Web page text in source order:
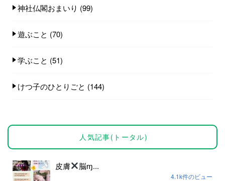
神社仏閣おまいり (99)
遊ぶこと (70)
学ぶこと (51)
けつ子のひとりごと (144)
人気記事(トータル)
皮膚 脳ɱ...
4.1k件のビュー